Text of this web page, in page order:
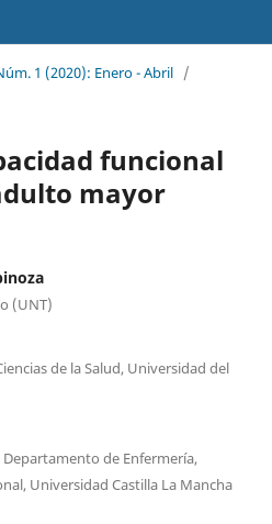
1 (2020): Enero - Abril /
funcional
mayor
(UNT)
de la Salud, Universidad del
de Enfermería,
Universidad Castilla La Mancha